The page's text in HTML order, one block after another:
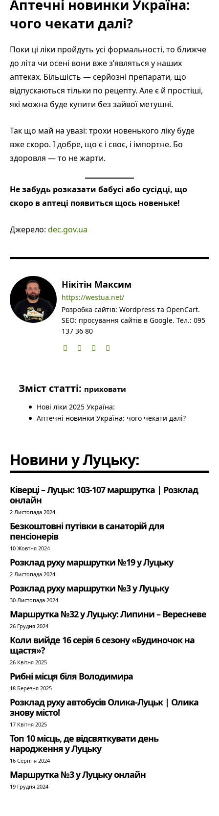
Аптечні новинки Україна:
чого чекати далі?
Поки ці ліки пройдуть усі формальності, то ближче
до літа чи осені вони вже з’являться у наших
аптеках. Більшість — серйозні препарати, що
відпускаються тільки по рецепту. Але є й простіші,
які можна буде купити без зайвої метушні.
Так що май на увазі: трохи новенького ліку буде
вже скоро. І добре, що є і своє, і імпортне. Бо
здоровля — то не жарти.
Не забудь розказати бабусі або сусідці, що
скоро в аптеці появиться щось новеньке!
Джерело: dec.gov.ua
Нікітін Максим
https://westua.net/
Розробка сайтів: Wordpress та OpenCart.
SEO: просування сайтів в Google. Тел.: 095
137 36 80
Зміст статті: приховати
Нові ліки 2025 Україна:
Аптечні новинки Україна: чого чекати далі?
Новини у Луцьку:
Ківерці – Луцьк: 103-107 маршрутка | Розклад
онлайн
2 Листопада 2024
Безкоштовні путівки в санаторій для
пенсіонерів
10 Жовтня 2024
Розклад руху маршрутки №19 у Луцьку
2 Листопада 2024
Розклад руху маршрутки №3 у Луцьку
30 Листопада 2024
Маршрутка №32 у Луцьку: Липини – Вересневе
26 Грудня 2024
Коли вийде 16 серія 6 сезону «Будиночок на
щастя»?
26 Квітня 2025
Рибні місця біля Володимира
18 Березня 2025
Розклад руху автобусів Олика-Луцьк | Олика
знову місто!
17 Квітня 2025
Топ 10 місць, де відсвяткувати день
народження у Луцьку
16 Серпня 2024
Маршрутка №3 у Луцьку онлайн
19 Грудня 2024